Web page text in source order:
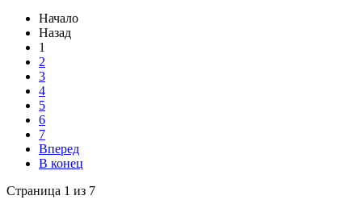
Начало
Назад
1
2
3
4
5
6
7
Вперед
В конец
Страница 1 из 7